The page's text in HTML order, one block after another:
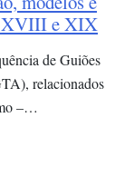
XVIII e XIX
de Guiões
relacionados
–…